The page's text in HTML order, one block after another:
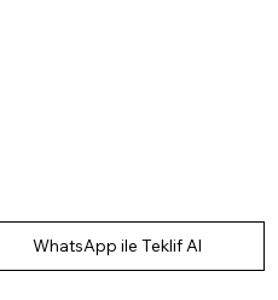
WhatsApp ile Teklif Al